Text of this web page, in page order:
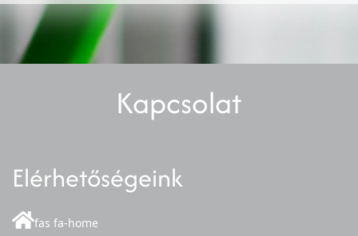
Kapcsolat
Elérhetőségeink
fas fa-home